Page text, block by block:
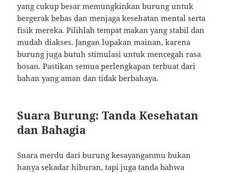
yang cukup besar memungkinkan burung untuk
bergerak bebas dan menjaga kesehatan mental serta
fisik mereka. Pilihlah tempat makan yang stabil dan
mudah diakses. Jangan lupakan mainan, karena
burung juga butuh stimulasi untuk mencegah rasa
bosan. Pastikan semua perlengkapan terbuat dari
bahan yang aman dan tidak berbahaya.
Suara Burung: Tanda Kesehatan
dan Bahagia
Suara merdu dari burung kesayanganmu bukan
hanya sekadar hiburan, tapi juga tanda bahwa